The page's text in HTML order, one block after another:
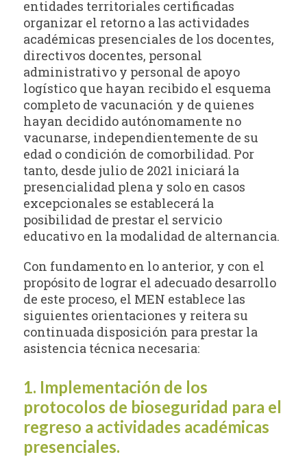
entidades territoriales certificadas
organizar el retorno a las actividades
académicas presenciales de los docentes,
directivos docentes, personal
administrativo y personal de apoyo
logístico que hayan recibido el esquema
completo de vacunación y de quienes
hayan decidido autónomamente no
vacunarse, independientemente de su
edad o condición de comorbilidad. Por
tanto, desde julio de 2021 iniciará la
presencialidad plena y solo en casos
excepcionales se establecerá la
posibilidad de prestar el servicio
educativo en la modalidad de alternancia.
Con fundamento en lo anterior, y con el
propósito de lograr el adecuado desarrollo
de este proceso, el MEN establece las
siguientes orientaciones y reitera su
continuada disposición para prestar la
asistencia técnica necesaria:
1. Implementación de los
protocolos de bioseguridad para el
regreso a actividades académicas
presenciales.